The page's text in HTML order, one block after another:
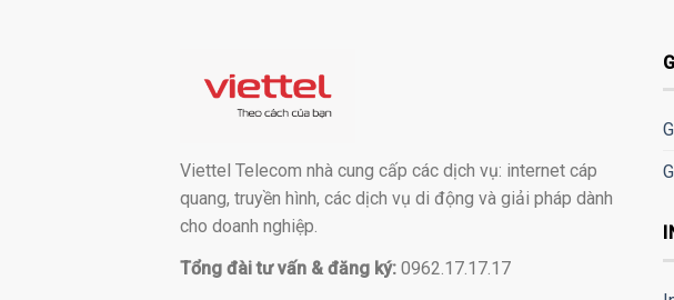
Viettel Telecom nhà cung cấp các dịch vụ: internet cáp
quang, truyền hình, các dịch vụ di động và giải pháp dành
cho doanh nghiệp.
Tổng đài tư vấn & đăng ký: 0962.17.17.17